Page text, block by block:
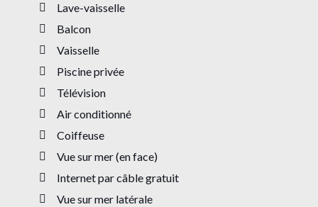
Lave-vaisselle
Balcon
Vaisselle
Piscine privée
Télévision
Air conditionné
Coiffeuse
Vue sur mer (en face)
Internet par câble gratuit
Vue sur mer latérale